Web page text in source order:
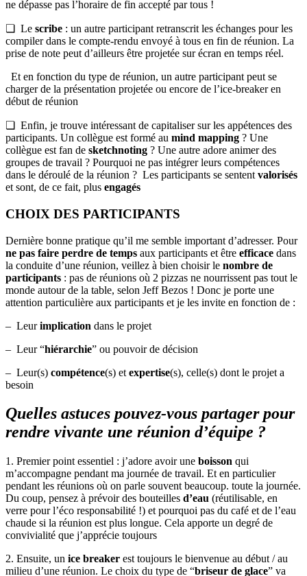
ne dépasse pas l’horaire de fin accepté par tous !
❏ Le scribe : un autre participant retranscrit les échanges pour les
compiler dans le compte-rendu envoyé à tous en fin de réunion. La
prise de note peut d’ailleurs être projetée sur écran en temps réel.
Et en fonction du type de réunion, un autre participant peut se
charger de la présentation projetée ou encore de l’ice-breaker en
début de réunion
❏ Enfin, je trouve intéressant de capitaliser sur les appétences des
participants. Un collègue est formé au mind mapping ? Une
collègue est fan de sketchnoting ? Une autre adore animer des
groupes de travail ? Pourquoi ne pas intégrer leurs compétences
dans le déroulé de la réunion ? Les participants se sentent valorisés
et sont, de ce fait, plus engagés
CHOIX DES PARTICIPANTS
Dernière bonne pratique qu’il me semble important d’adresser. Pour
ne pas faire perdre de temps aux participants et être efficace dans
la conduite d’une réunion, veillez à bien choisir le nombre de
participants : pas de réunions où 2 pizzas ne nourrissent pas tout le
monde autour de la table, selon Jeff Bezos ! Donc je porte une
attention particulière aux participants et je les invite en fonction de :
– Leurimplication dans le projet
– Leur “hiérarchie” ou pouvoir de décision
– Leur(s) compétence(s) et expertise(s), celle(s) dont le projet a
besoin
Quelles astuces pouvez-vous partager pour
rendre vivante une réunion d’équipe ?
1. Premier point essentiel : j’adore avoir une boisson qui
m’accompagne pendant ma journée de travail. Et en particulier
pendant les réunions où on parle souvent beaucoup. toute la journée.
Du coup, pensez à prévoir des bouteilles d’eau (réutilisable, en
verre pour l’éco responsabilité !) et pourquoi pas du café et de l’eau
chaude si la réunion est plus longue. Cela apporte un degré de
convivialité que j’apprécie toujours
2. Ensuite, un ice breaker est toujours le bienvenue au début / au
milieu d’une réunion. Le choix du type de “briseur de glace” va